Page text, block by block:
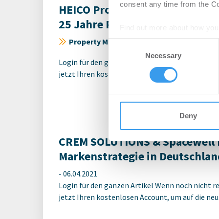
consent any time from the
We use cookies to
other information that
Necessary
Deny
HEICO Property Partners und
25 Jahre Partnerschaft auf
Property Management | Digitalisierung-
Login für den ganzen Artikel Wenn noch nicht
jetzt Ihren kostenlosen Account, um auf die
CREM SOLUTIONS &
Markenstrategie in
- 06.04.2021
Login für den ganzen Artikel Wenn noch nicht
jetzt Ihren kostenlosen Account, um auf die